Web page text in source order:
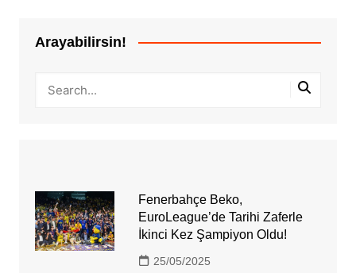
Arayabilirsin!
Fenerbahçe Beko,
EuroLeague’de Tarihi Zaferle
İkinci Kez Şampiyon Oldu!
25/05/2025